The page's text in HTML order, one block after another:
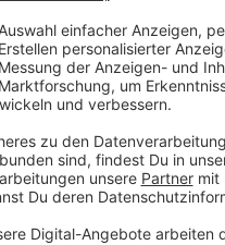
das 7:5
Nach einer
heraus, so
Führung
Tor zum
Griff. Kleine
es dauerte
Božović